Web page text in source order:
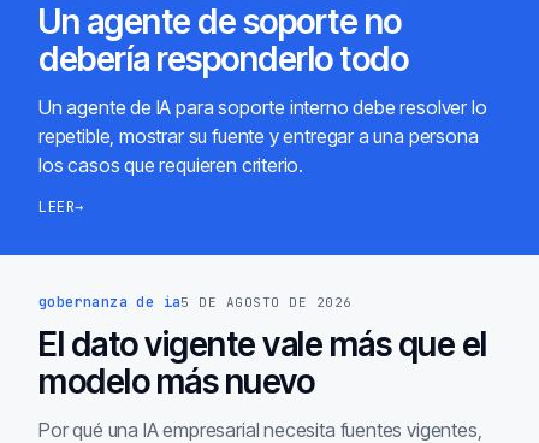
Un agente de soporte no
debería responderlo todo
Un agente de IA para soporte interno debe resolver lo
repetible, mostrar su fuente y entregar a una persona
los casos que requieren criterio.
LEER→
gobernanza de ia5 DE AGOSTO DE 2026
El dato vigente vale más que el
modelo más nuevo
Por qué una IA empresarial necesita fuentes vigentes,